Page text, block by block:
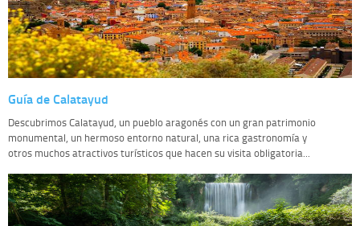
Guía de Calatayud
Descubrimos Calatayud, un pueblo aragonés con un gran patrimonio
monumental, un hermoso entorno natural, una rica gastronomía y
otros muchos atractivos turísticos que hacen su visita obligatoria...